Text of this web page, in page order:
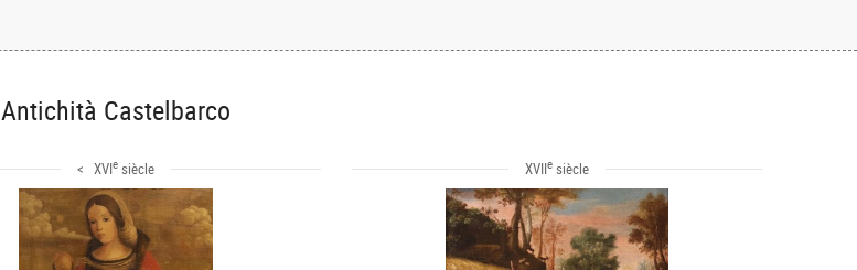
Antichità Castelbarco
< XVIe siècle XVIIe siècle